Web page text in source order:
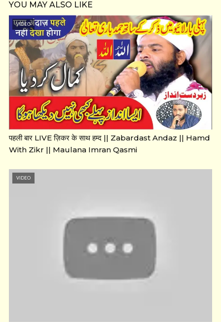
YOU MAY ALSO LIKE
VIDEO
पहली बार LIVE ज़िकर के साथ हम्द || Zabardast Andaz || Hamd
With Zikr || Maulana Imran Qasmi
VIDEO